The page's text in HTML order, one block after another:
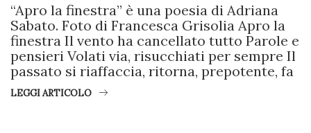
“Apro la finestra” è una poesia di Adriana
Sabato. Foto di Francesca Grisolia Apro la
finestra Il vento ha cancellato tutto Parole e
pensieri Volati via, risucchiati per sempre Il
passato si riaffaccia, ritorna, prepotente, fa
LEGGI ARTICOLO